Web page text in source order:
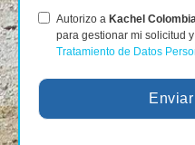
Autorizo a Kachel Colombia
para gestionar mi solicitud
Tratamiento de Datos